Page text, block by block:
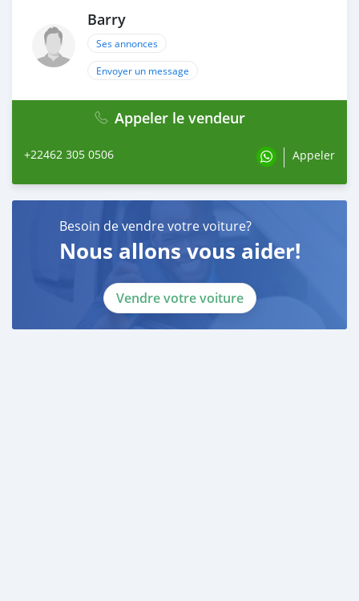
Barry
Ses annonces
Envoyer un message
Appeler le vendeur
+22462 305 0506 Appeler
Besoin de vendre votre voiture?
Nous allons vous aider!
Vendre votre voiture